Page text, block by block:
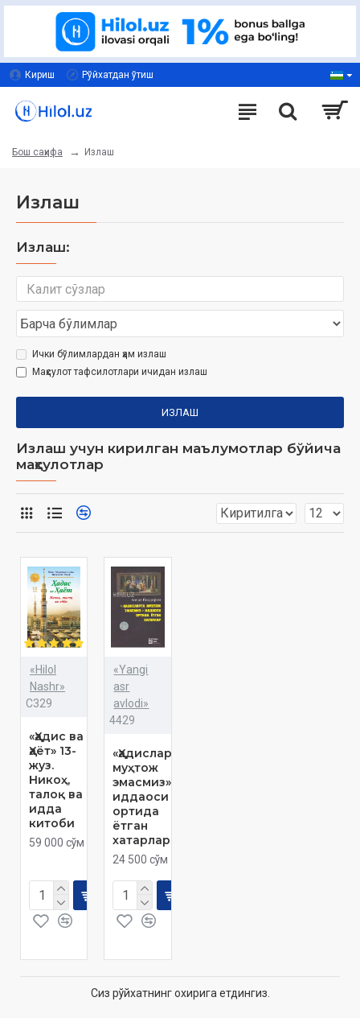
Кириш Рўйхатдан ўтиш
Бош саҳифа Излаш
Излаш
Излаш:
Ички бўлимлардан ҳам излаш
Маҳсулот тафсилотлари ичидан излаш
ИЗЛАШ
Излаш учун кирилган маълумотлар бўйича
маҳсулотлар
«Hilol
Nashr»
C329
«Ҳадис ва
Ҳаёт» 13-
жуз.
Никоҳ,
талоқ ва
идда
китоби
59 000 сўм
«Yangi
asr
avlodi»
4429
«Ҳадисларга
муҳтож
эмасмиз»
иддаоси
ортида
ётган
хатарлар
24 500 сўм
Сиз рўйхатнинг охирига етдингиз.